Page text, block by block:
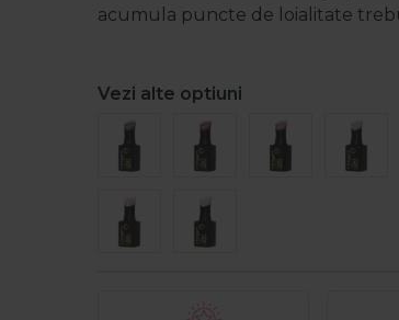
acumula puncte de loialitate
Vezi alte optiuni